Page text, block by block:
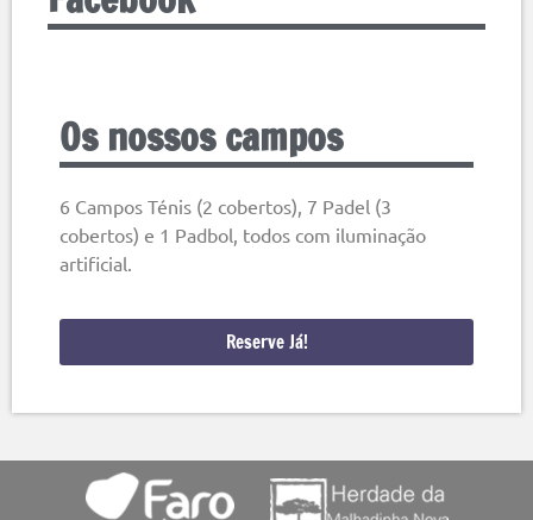
Os nossos campos
6 Campos Ténis (2 cobertos), 7 Padel (3
cobertos) e 1 Padbol, todos com iluminação
artificial.
Reserve Já!